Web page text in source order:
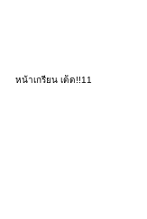
หน้าเกรียน เด็ด!!11